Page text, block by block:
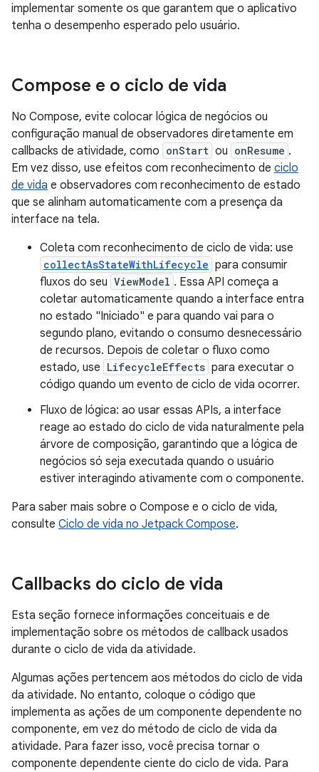
implementar somente os que garantem que o aplicativo
tenha o desempenho esperado pelo usuário.
Compose e o ciclo de vida
No Compose, evite colocar lógica de negócios ou
configuração manual de observadores diretamente em
callbacks de atividade, como onStart ou onResume .
Em vez disso, use efeitos com reconhecimento de ciclo
de vida e observadores com reconhecimento de estado
que se alinham automaticamente com a presença da
interface na tela.
Coleta com reconhecimento de ciclo de vida: use
collectAsStateWithLifecycle para consumir
fluxos do seu ViewModel . Essa API começa a
coletar automaticamente quando a interface entra
no estado "Iniciado" e para quando vai para o
segundo plano, evitando o consumo desnecessário
de recursos. Depois de coletar o fluxo como
estado, use LifecycleEffects para executar o
código quando um evento de ciclo de vida ocorrer.
Fluxo de lógica: ao usar essas APIs, a interface
reage ao estado do ciclo de vida naturalmente pela
árvore de composição, garantindo que a lógica de
negócios só seja executada quando o usuário
estiver interagindo ativamente com o componente.
Para saber mais sobre o Compose e o ciclo de vida,
consulte Ciclo de vida no Jetpack Compose.
Callbacks do ciclo de vida
Esta seção fornece informações conceituais e de
implementação sobre os métodos de callback usados
durante o ciclo de vida da atividade.
Algumas ações pertencem aos métodos do ciclo de vida
da atividade. No entanto, coloque o código que
implementa as ações de um componente dependente no
componente, em vez do método de ciclo de vida da
atividade. Para fazer isso, você precisa tornar o
componente dependente ciente do ciclo de vida. Para